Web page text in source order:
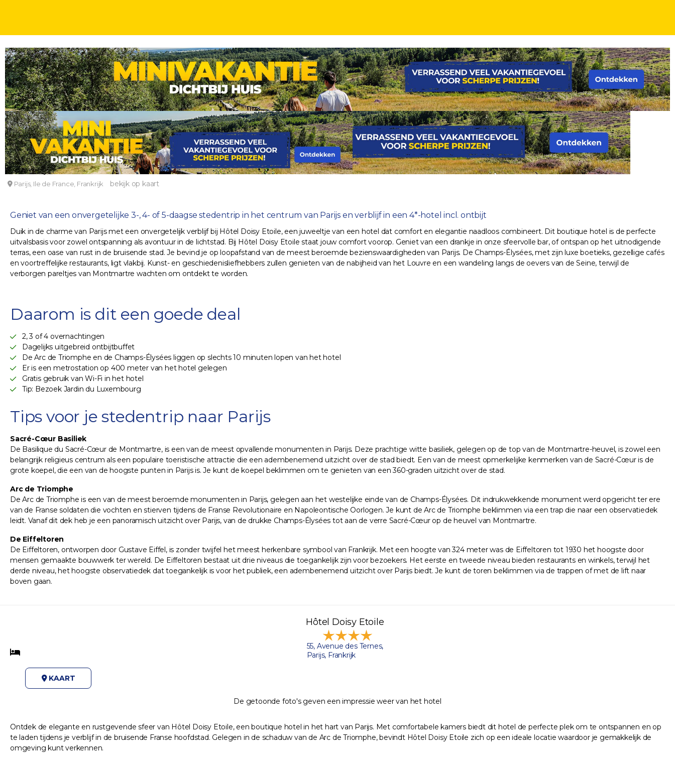
STEDENTRIPS DAGEN
Ontsnap naar Parijs en beleef een onvergetelijke stedentrip vanuit een LUXE 4*-hotel incl. ontbijt
Hôtel Doisy Etoile
Parijs, Ile de France, Frankrijk bekijk op kaart
Geniet van een onvergetelijke 3-, 4- of 5-daagse stedentrip in het centrum van Parijs en verblijf in een 4*-hotel incl. ontbijt
Duik in de charme van Parijs met een onvergetelijk verblijf bij Hôtel Doisy Etoile, een juweeltje van een hotel dat comfort en elegantie naadloos combineert. Dit boutique hotel is de perfecte
uitvalsbasis voor zowel ontspanning als avontuur in de lichtstad. Bij Hôtel Doisy Etoile staat jouw comfort voorop. Geniet van een drankje in onze sfeervolle bar, of ontspan op het uitnodigende
terras, een oase van rust in de bruisende stad. Je bevind je op loopafstand van de meest beroemde bezienswaardigheden van Parijs. De Champs-Élysées, met zijn luxe boetieks, gezellige cafés
en voortreffelijke restaurants, ligt vlakbij. Kunst- en geschiedenisliefhebbers zullen genieten van de nabijheid van het Louvre en een wandeling langs de oevers van de Seine, terwijl de
verborgen pareltjes van Montmartre wachten om ontdekt te worden.
Daarom is dit een goede deal
2, 3 of 4 overnachtingen
Dagelijks uitgebreid ontbijtbuffet
De Arc de Triomphe en de Champs-Élysées liggen op slechts 10 minuten lopen van het hotel
Er is een metrostation op 400 meter van het hotel gelegen
Gratis gebruik van Wi-Fi in het hotel
Tip: Bezoek Jardin du Luxembourg
Tips voor je stedentrip naar Parijs
Sacré-Cœur Basiliek
De Basilique du Sacré-Cœur de Montmartre, is een van de meest opvallende monumenten in Parijs. Deze prachtige witte basiliek, gelegen op de top van de Montmartre-heuvel, is zowel een
belangrijk religieus centrum als een populaire toeristische attractie die een adembenemend uitzicht over de stad biedt. Een van de meest opmerkelijke kenmerken van de Sacré-Cœur is de
grote koepel, die een van de hoogste punten in Parijs is. Je kunt de koepel beklimmen om te genieten van een 360-graden uitzicht over de stad.
Arc de Triomphe
De Arc de Triomphe is een van de meest beroemde monumenten in Parijs, gelegen aan het westelijke einde van de Champs-Élysées. Dit indrukwekkende monument werd opgericht ter ere
van de Franse soldaten die vochten en stierven tijdens de Franse Revolutionaire en Napoleontische Oorlogen. Je kunt de Arc de Triomphe beklimmen via een trap die naar een observatiedek
leidt. Vanaf dit dek heb je een panoramisch uitzicht over Parijs, van de drukke Champs-Élysées tot aan de verre Sacré-Cœur op de heuvel van Montmartre.
De Eiffeltoren
De Eiffeltoren, ontworpen door Gustave Eiffel, is zonder twijfel het meest herkenbare symbool van Frankrijk. Met een hoogte van 324 meter was de Eiffeltoren tot 1930 het hoogste door
mensen gemaakte bouwwerk ter wereld. De Eiffeltoren bestaat uit drie niveaus die toegankelijk zijn voor bezoekers. Het eerste en tweede niveau bieden restaurants en winkels, terwijl het
derde niveau, het hoogste observatiedek dat toegankelijk is voor het publiek, een adembenemend uitzicht over Parijs biedt. Je kunt de toren beklimmen via de trappen of met de lift naar
boven gaan.
Hôtel Doisy Etoile
55, Avenue des Ternes,
Parijs, Frankrijk
KAART
De getoonde foto's geven een impressie weer van het hotel
Ontdek de elegante en rustgevende sfeer van Hôtel Doisy Etoile, een boutique hotel in het hart van Parijs. Met comfortabele kamers biedt dit hotel de perfecte plek om te ontspannen en op
te laden tijdens je verblijf in de bruisende Franse hoofdstad. Gelegen in de schaduw van de Arc de Triomphe, bevindt Hôtel Doisy Etoile zich op een ideale locatie waardoor je gemakkelijk de
omgeving kunt verkennen.